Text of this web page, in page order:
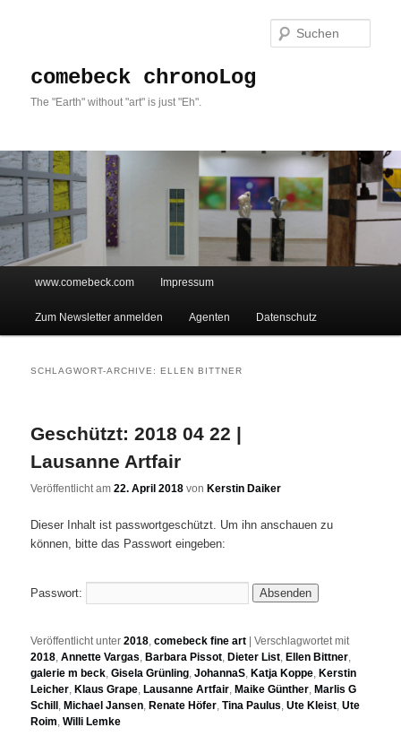
comebeck chronoLog
The "Earth" without "art" is just "Eh".
Zum Inhalt wechseln
Zum sekundären Inhalt wechseln
www.comebeck.com Impressum
Zum Newsletter anmelden Agenten Datenschutz
SCHLAGWORT-ARCHIVE:ELLEN BITTNER
Geschützt: 2018 04 22 |
Lausanne Artfair
Veröffentlicht am22. April 2018 von Kerstin Daiker
Dieser Inhalt ist passwortgeschützt. Um ihn anschauen zu
können, bitte das Passwort eingeben:
Passwort:
Veröffentlicht unter 2018 ,comebeck fine art |Verschlagwortet mit
2018 ,Annette Vargas ,Barbara Pissot ,Dieter List ,Ellen Bittner
galerie m beck ,Gisela Grünling ,JohannaS ,Katja Koppe ,Kerstin
Leicher ,Klaus Grape ,Lausanne Artfair ,Maike Günther ,Marlis G
Schill ,Michael Jansen ,Renate Höfer ,Tina Paulus ,Ute Kleist ,Ute
Roim ,Willi Lemke